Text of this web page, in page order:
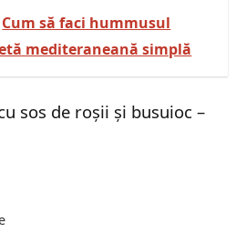
Cum să faci hummusul
mediteraneană simplă
sos de roșii și busuioc –